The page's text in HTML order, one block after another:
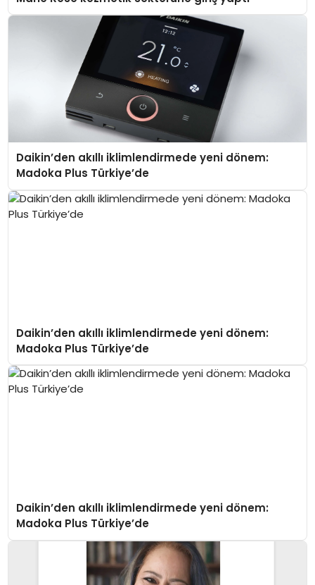
Daikin’den akıllı iklimlendirmede yeni dönem:
Madoka Plus Türkiye’de
Daikin’den akıllı iklimlendirmede yeni dönem:
Madoka Plus Türkiye’de
Daikin’den akıllı iklimlendirmede yeni dönem:
Madoka Plus Türkiye’de